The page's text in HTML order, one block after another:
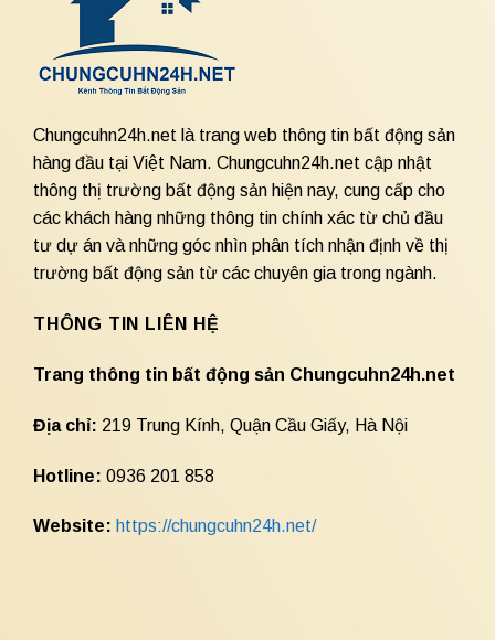
Chungcuhn24h.net là trang web thông tin bất động sản
hàng đầu tại Việt Nam. Chungcuhn24h.net cập nhật
thông thị trường bất động sản hiện nay, cung cấp cho
các khách hàng những thông tin chính xác từ chủ đầu
tư dự án và những góc nhìn phân tích nhận định về thị
trường bất động sản từ các chuyên gia trong ngành.
THÔNG TIN LIÊN HỆ
Trang thông tin bất động sản Chungcuhn24h.net
Địa chỉ: 219 Trung Kính, Quận Cầu Giấy, Hà Nội
Hotline: 0936 201 858
Website: https://chungcuhn24h.net/